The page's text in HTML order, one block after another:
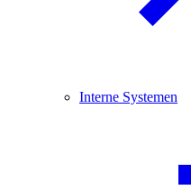
Interne Systemen